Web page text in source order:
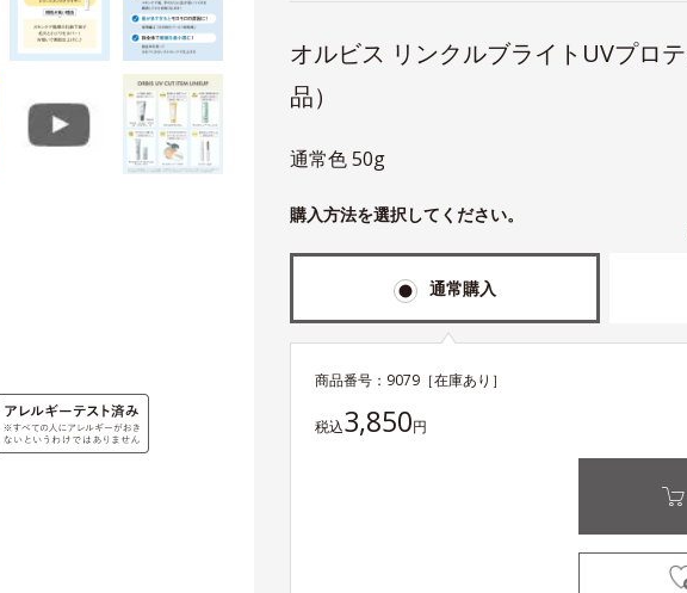
オルビス リンクルブライトUVプロ
品）
通常色 50g
購入方法を選択してください。
通常購入
商品番号： 9079 ［在庫あり］
税込3,850円